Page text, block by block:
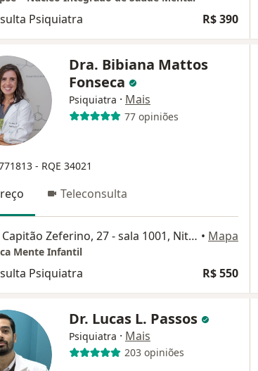
Psiquiatra R$ 390
Dra. Bibiana Mattos
Fonseca
Psiquiatra · Mais
77 opiniões
- RQE 34021
Teleconsulta
Rua Capitão Zeferino, 27 - sala 1001, Niterói • Mapa
Mente Infantil
Psiquiatra R$ 550
Dr. Lucas L. Passos
Psiquiatra · Mais
203 opiniões